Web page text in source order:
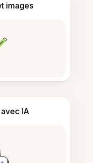
images
IA